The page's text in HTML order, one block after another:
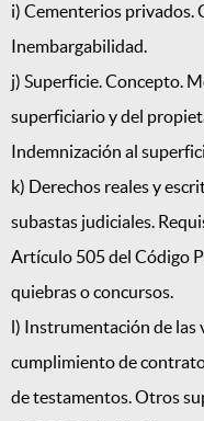
i) Cementerios privados.
Inembargabilidad.
j) Superficie. Concepto.
superficiario y del
Indemnización al
k) Derechos reales y
subastas judiciales.
Artículo 505 del Código
quiebras o concursos.
l) Instrumentación de las
cumplimiento de
de testamentos. Otros